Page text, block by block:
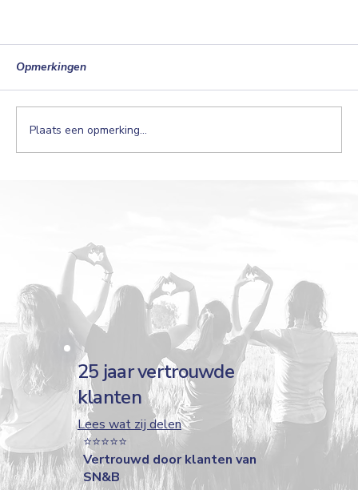
Nagelbijten stoppen: effectieve technieken die
écht werken
Opmerkingen
Plaats een opmerking...
25 jaar vertrouwde
klanten
Lees wat zij delen
⭐️⭐️⭐️⭐️⭐️
Vertrouwd door klanten van
SN&B